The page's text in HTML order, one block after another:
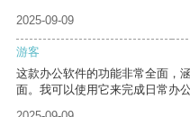
2025-09-09
游客
这款办公软件的功能非常全面，
面。我可以使用它来完成日常办